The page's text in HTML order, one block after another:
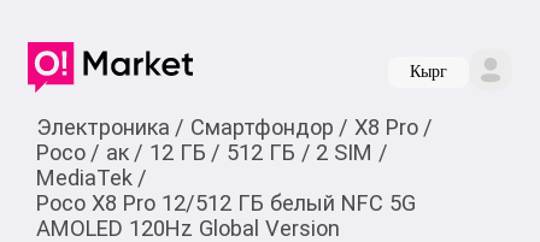
Кырг
Электроника / Смартфондор / X8 Pro /
Poco / ак / 12 ГБ / 512 ГБ / 2 SIM /
MediaTek /
Poco X8 Pro 12/512 ГБ белый NFC 5G
AMOLED 120Hz Global Version